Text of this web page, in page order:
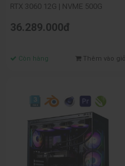
RTX 3060 12G | NVME 500G
36.289.000đ
Còn hàng Thêm vào giỏ